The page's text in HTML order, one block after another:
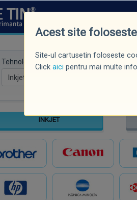
Tehnologie Marcă
INKJET
Acest site
Site-ul cartusetin foloseste
Clickaici pentru mai multe